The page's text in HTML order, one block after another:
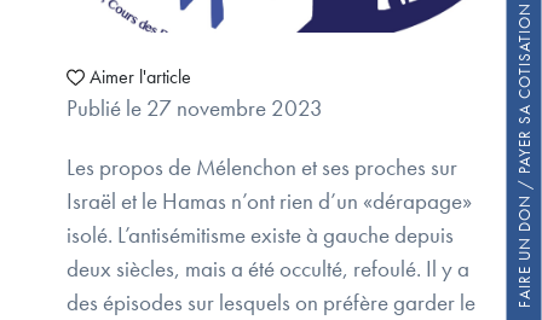
FAIRE UN DON / PAYER SA COTISATION
Aimer l'article
Publié le 27 novembre 2023
Les propos de Mélenchon et ses proches sur
Israël et le Hamas n’ont rien d’un «dérapage»
isolé. L’antisémitisme existe à gauche depuis
deux siècles, mais a été occulté, refoulé. Il y a
des épisodes sur lesquels on préfère garder le